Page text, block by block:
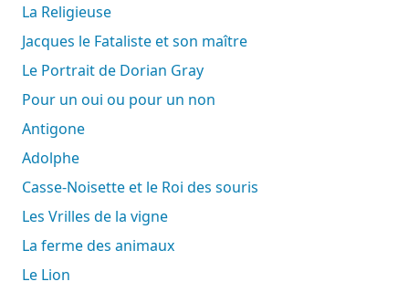
La Religieuse
Jacques le Fataliste et son maître
Le Portrait de Dorian Gray
Pour un oui ou pour un non
Antigone
Adolphe
Casse-Noisette et le Roi des souris
Les Vrilles de la vigne
La ferme des animaux
Le Lion